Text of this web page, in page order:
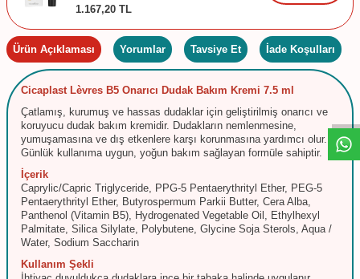
W
h
t
s
a
p
p
D
e
s
e
H
a
t
t
1.167,20TL
Ürün Açıklaması Yorumlar Tavsiye Et İade Koşulları
Cicaplast Lèvres B5 Onarıcı Dudak Bakım Kremi 7.5 ml
Çatlamış, kurumuş ve hassas dudaklar için geliştirilmiş onarıcı ve
koruyucu dudak bakım kremidir. Dudakların nemlenmesine,
yumuşamasına ve dış etkenlere karşı korunmasına yardımcı olur.
Günlük kullanıma uygun, yoğun bakım sağlayan formüle sahiptir.
İçerik
Caprylic/Capric Triglyceride, PPG-5 Pentaerythrityl Ether, PEG-5
Pentaerythrityl Ether, Butyrospermum Parkii Butter, Cera Alba,
Panthenol (Vitamin B5), Hydrogenated Vegetable Oil, Ethylhexyl
Palmitate, Silica Silylate, Polybutene, Glycine Soja Sterols, Aqua /
Water, Sodium Saccharin
Kullanım Şekli